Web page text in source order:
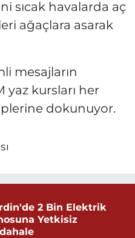
sıcak havalarda aç
ağaçlara asarak
mesajların
yaz kursları her
dokunuyor.
2 Bin Elektrik
Yetkisiz